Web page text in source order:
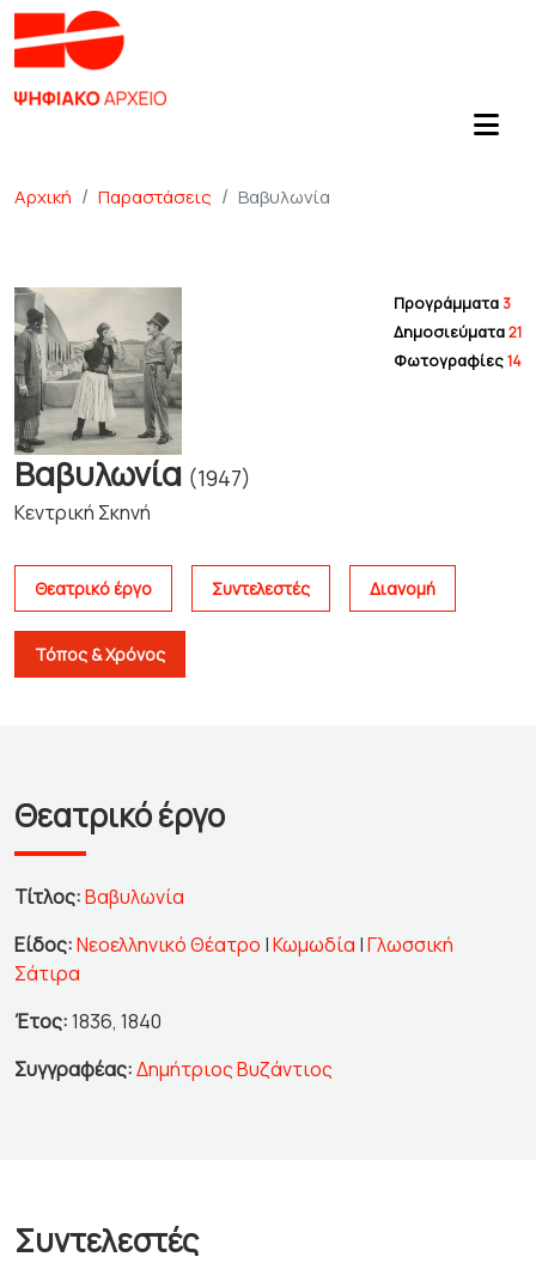
Αρχική Παραστάσεις Βαβυλωνία
Προγράμματα 3
Δημοσιεύματα 21
Φωτογραφίες 14
Βαβυλωνία (1947)
Κεντρική Σκηνή
Θεατρικό έργο Συντελεστές Διανομή
Τόπος & Χρόνος
Θεατρικό έργο
Τίτλος:Βαβυλωνία
Είδος:Νεοελληνικό Θέατρο |Κωμωδία |Γλωσσική
Σάτιρα
Έτος:1836, 1840
Συγγραφέας:Δημήτριος Βυζάντιος
Συντελεστές